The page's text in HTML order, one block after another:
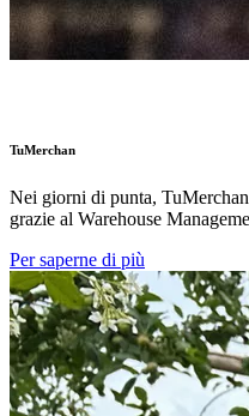
TuMerchan
Nei giorni di punta, TuMerchan
grazie al Warehouse
Per saperne di più